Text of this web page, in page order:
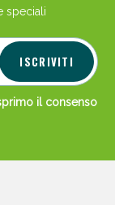
speciali
ISCRIVITI
il consenso